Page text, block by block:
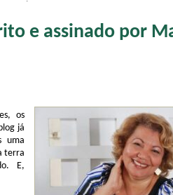
e assinado por
os
já
uma
terra
E,